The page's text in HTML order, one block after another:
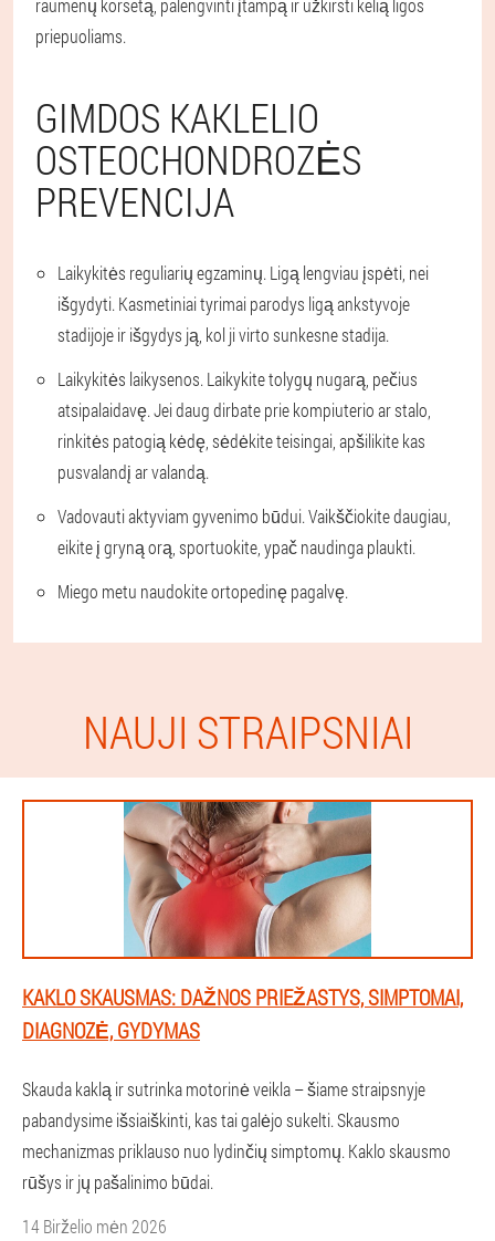
raumenų korsetą, palengvinti įtampą ir užkirsti kelią ligos
priepuoliams.
GIMDOS KAKLELIO
OSTEOCHONDROZĖS
PREVENCIJA
Laikykitės reguliarių egzaminų. Ligą lengviau įspėti, nei
išgydyti. Kasmetiniai tyrimai parodys ligą ankstyvoje
stadijoje ir išgydys ją, kol ji virto sunkesne stadija.
Laikykitės laikysenos. Laikykite tolygų nugarą, pečius
atsipalaidavę. Jei daug dirbate prie kompiuterio ar stalo,
rinkitės patogią kėdę, sėdėkite teisingai, apšilikite kas
pusvalandį ar valandą.
Vadovauti aktyviam gyvenimo būdui. Vaikščiokite daugiau,
eikite į gryną orą, sportuokite, ypač naudinga plaukti.
Miego metu naudokite ortopedinę pagalvę.
NAUJI STRAIPSNIAI
KAKLO SKAUSMAS: DAŽNOS PRIEŽASTYS, SIMPTOMAI,
DIAGNOZĖ, GYDYMAS
Skauda kaklą ir sutrinka motorinė veikla – šiame straipsnyje
pabandysime išsiaiškinti, kas tai galėjo sukelti. Skausmo
mechanizmas priklauso nuo lydinčių simptomų. Kaklo skausmo
rūšys ir jų pašalinimo būdai.
14 Birželio mėn 2026